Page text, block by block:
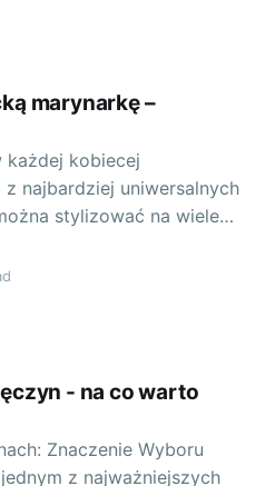
marynarkę –
każdej kobiecej
najbardziej uniwersalnych
stylizować na wiele
od tego, czy jesteś
czy preferujesz
- na co warto
Znaczenie Wyboru
z najważniejszych